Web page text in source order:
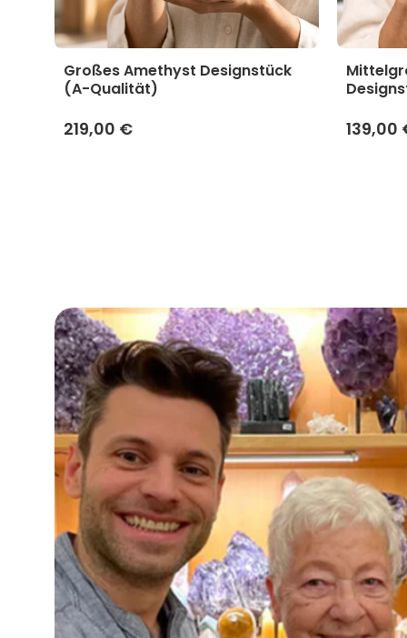
Großes Amethyst Designstück
(A-Qualität)
219,00 € 139,00